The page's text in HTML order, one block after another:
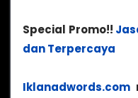
Special Promo!!
dan Terpercaya
Iklanadwords.com